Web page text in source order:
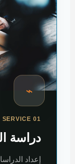
⌁
SERVICE 01
دراسة
إعداد